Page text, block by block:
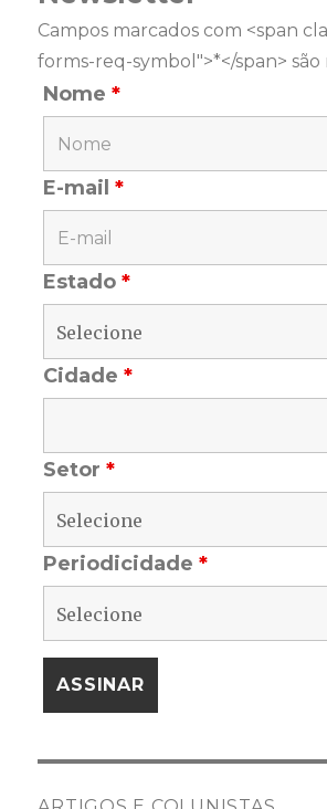
Campos marcados com <span
forms-req-symbol">*</span>
Nome*
E-mail*
Estado*
Cidade*
Setor*
Periodicidade*